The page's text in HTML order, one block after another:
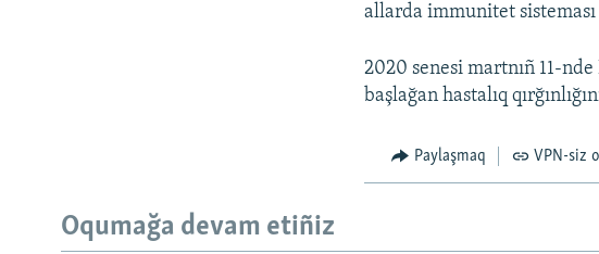
allarda immunitet
2020 senesi martnıñ 11-
başlağan hastalıq
Paylaşmaq VPN-siz
Oqumağa devam etiñiz